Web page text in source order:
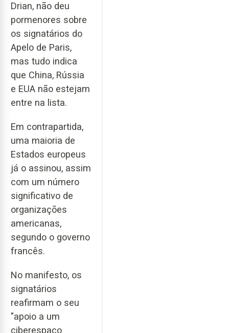
Drian, não deu
pormenores sobre
os signatários do
Apelo de Paris,
mas tudo indica
que China, Rússia
e EUA não estejam
entre na lista.
Em contrapartida,
uma maioria de
Estados europeus
já o assinou, assim
com um número
significativo de
organizações
americanas,
segundo o governo
francês.
No manifesto, os
signatários
reafirmam o seu
"apoio a um
ciberespaço